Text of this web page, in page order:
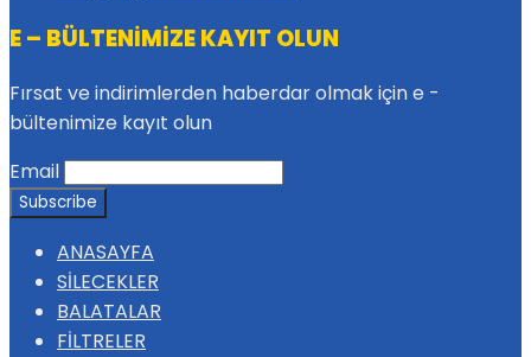
E – BÜLTENİMİZE KAYIT OLUN
Fırsat ve indirimlerden haberdar olmak için e -
bültenimize kayıt olun
Email
ANASAYFA
SİLECEKLER
BALATALAR
FİLTRELER